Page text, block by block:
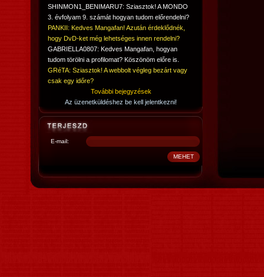
SHINMON1_BENIMARU7: Sziasztok! A MONDO
3. évfolyam 9. számát hogyan tudom előrendelni?
PANKII: Kedves Mangafan! Azután érdeklődnék,
hogy DvD-ket még lehetséges innen rendelni?
GABRIELLA0807: Kedves Mangafan, hogyan
tudom törölni a profilomat? Köszönöm előre is.
GRéTA: Sziasztok! A webbolt végleg bezárt vagy
csak egy időre?
További bejegyzések
Az üzenetküldéshez be kell jelentkezni!
E-mail: